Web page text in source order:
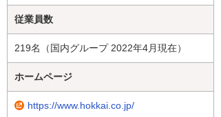
従業員数
219名（国内グループ 2022年4月現在）
ホームページ
https://www.hokkai.co.jp/